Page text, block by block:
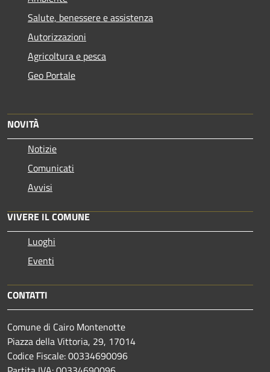
Salute, benessere e assistenza
Autorizzazioni
Agricoltura e pesca
Geo Portale
NOVITÀ
Notizie
Comunicati
Avvisi
VIVERE IL COMUNE
Luoghi
Eventi
CONTATTI
Comune di Cairo Montenotte
Piazza della Vittoria, 29, 17014
Codice Fiscale: 00334690096